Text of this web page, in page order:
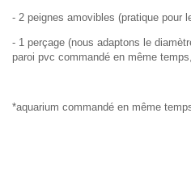
- 2 peignes amovibles (pratique pour
- 1 perçage (nous adaptons le
paroi pvc commandé en même
*aquarium commandé en même